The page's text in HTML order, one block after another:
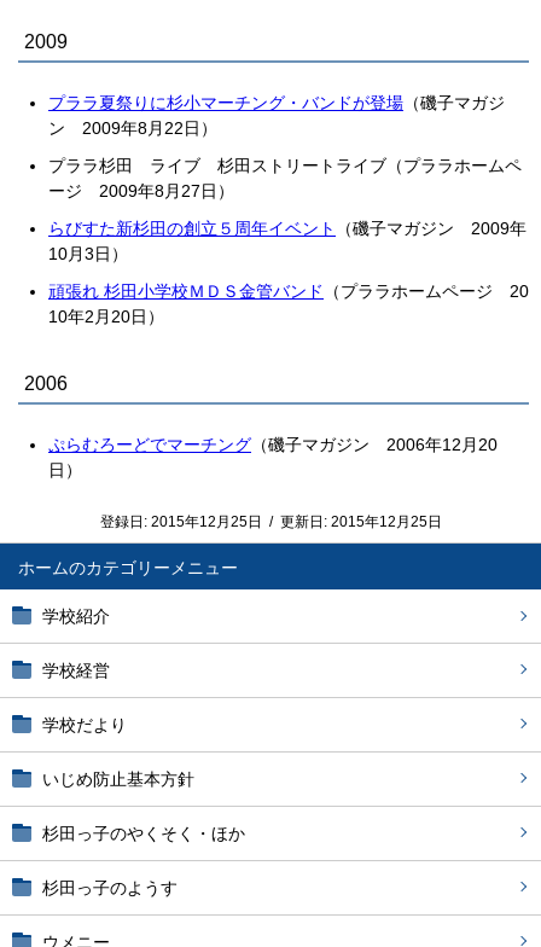
ホーム
学校紹介
学校経営
学校だより
いじめ防止基本方針
杉田っ子のやくそく・ほか
杉田っ子のようす
ウメニー
2009
プララ夏祭りに杉小マーチング・バンドが登場 （磯子マガジ
ン 2009年8月22日）
プララ杉田 ライブ 杉田ストリートライブ（プララホームペ
ージ 2009年8月27日）
らびすた新杉田の創立５周年イベント
（磯子マガジン 2009年
10月3日）
頑張れ 杉田小学校ＭＤＳ金管バンド
（プララホームページ 20
10年2月20日）
2006
ぷらむろーどでマーチング （磯子マガジン 2006年12月20
日）
登録日: 2015年12月25日 / 更新日: 2015年12月25日